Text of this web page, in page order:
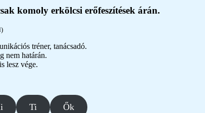
komoly erkölcsi erőfeszítések árán.
tréner, tanácsadó.
nem határán.
lesz vége.
Ti Ők